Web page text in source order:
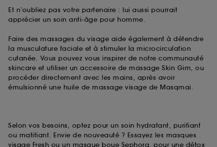
Et n’oubliez pas votre partenaire : lui aussi pourrait
apprécier un soin anti-âge pour homme.
Faire des massages du visage aide également à détendre
la musculature faciale et à stimuler la microcirculation
cutanée. Vous pouvez vous inspirer de notre communauté
skincare et utiliser un accessoire de massage Skin Gim, ou
procéder directement avec les mains, après avoir
émulsionné une huile de massage visage de Masqmai.
Selon vos besoins, optez pour un soin hydratant, purifiant
ou matifiant. Envie de nouveauté ? Essayez les masques
visage Fresh ou un masque boue Sephora, pour une détox